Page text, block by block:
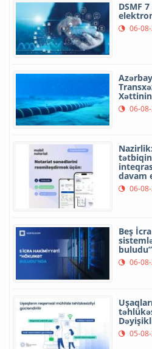
DSMF
06-
Xəttinin
06-
davam
06-
Beş
06-
05-